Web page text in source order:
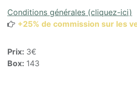
Conditions générales (cliquez-ici)
+25% de commission sur les
Prix: 3€
Box: 143